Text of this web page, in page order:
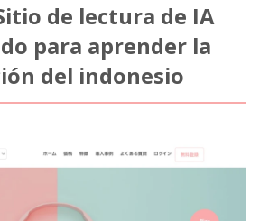
de lectura de IA
para aprender la
del indonesio